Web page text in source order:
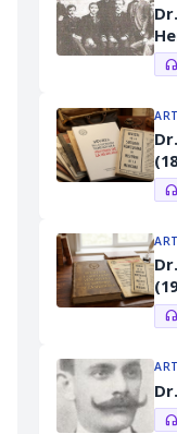
headphones
headphones
headphones
headphones